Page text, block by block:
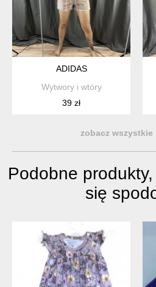
ADIDAS
Wytwory i wtóry
39 zł
zobacz
Podobne
się